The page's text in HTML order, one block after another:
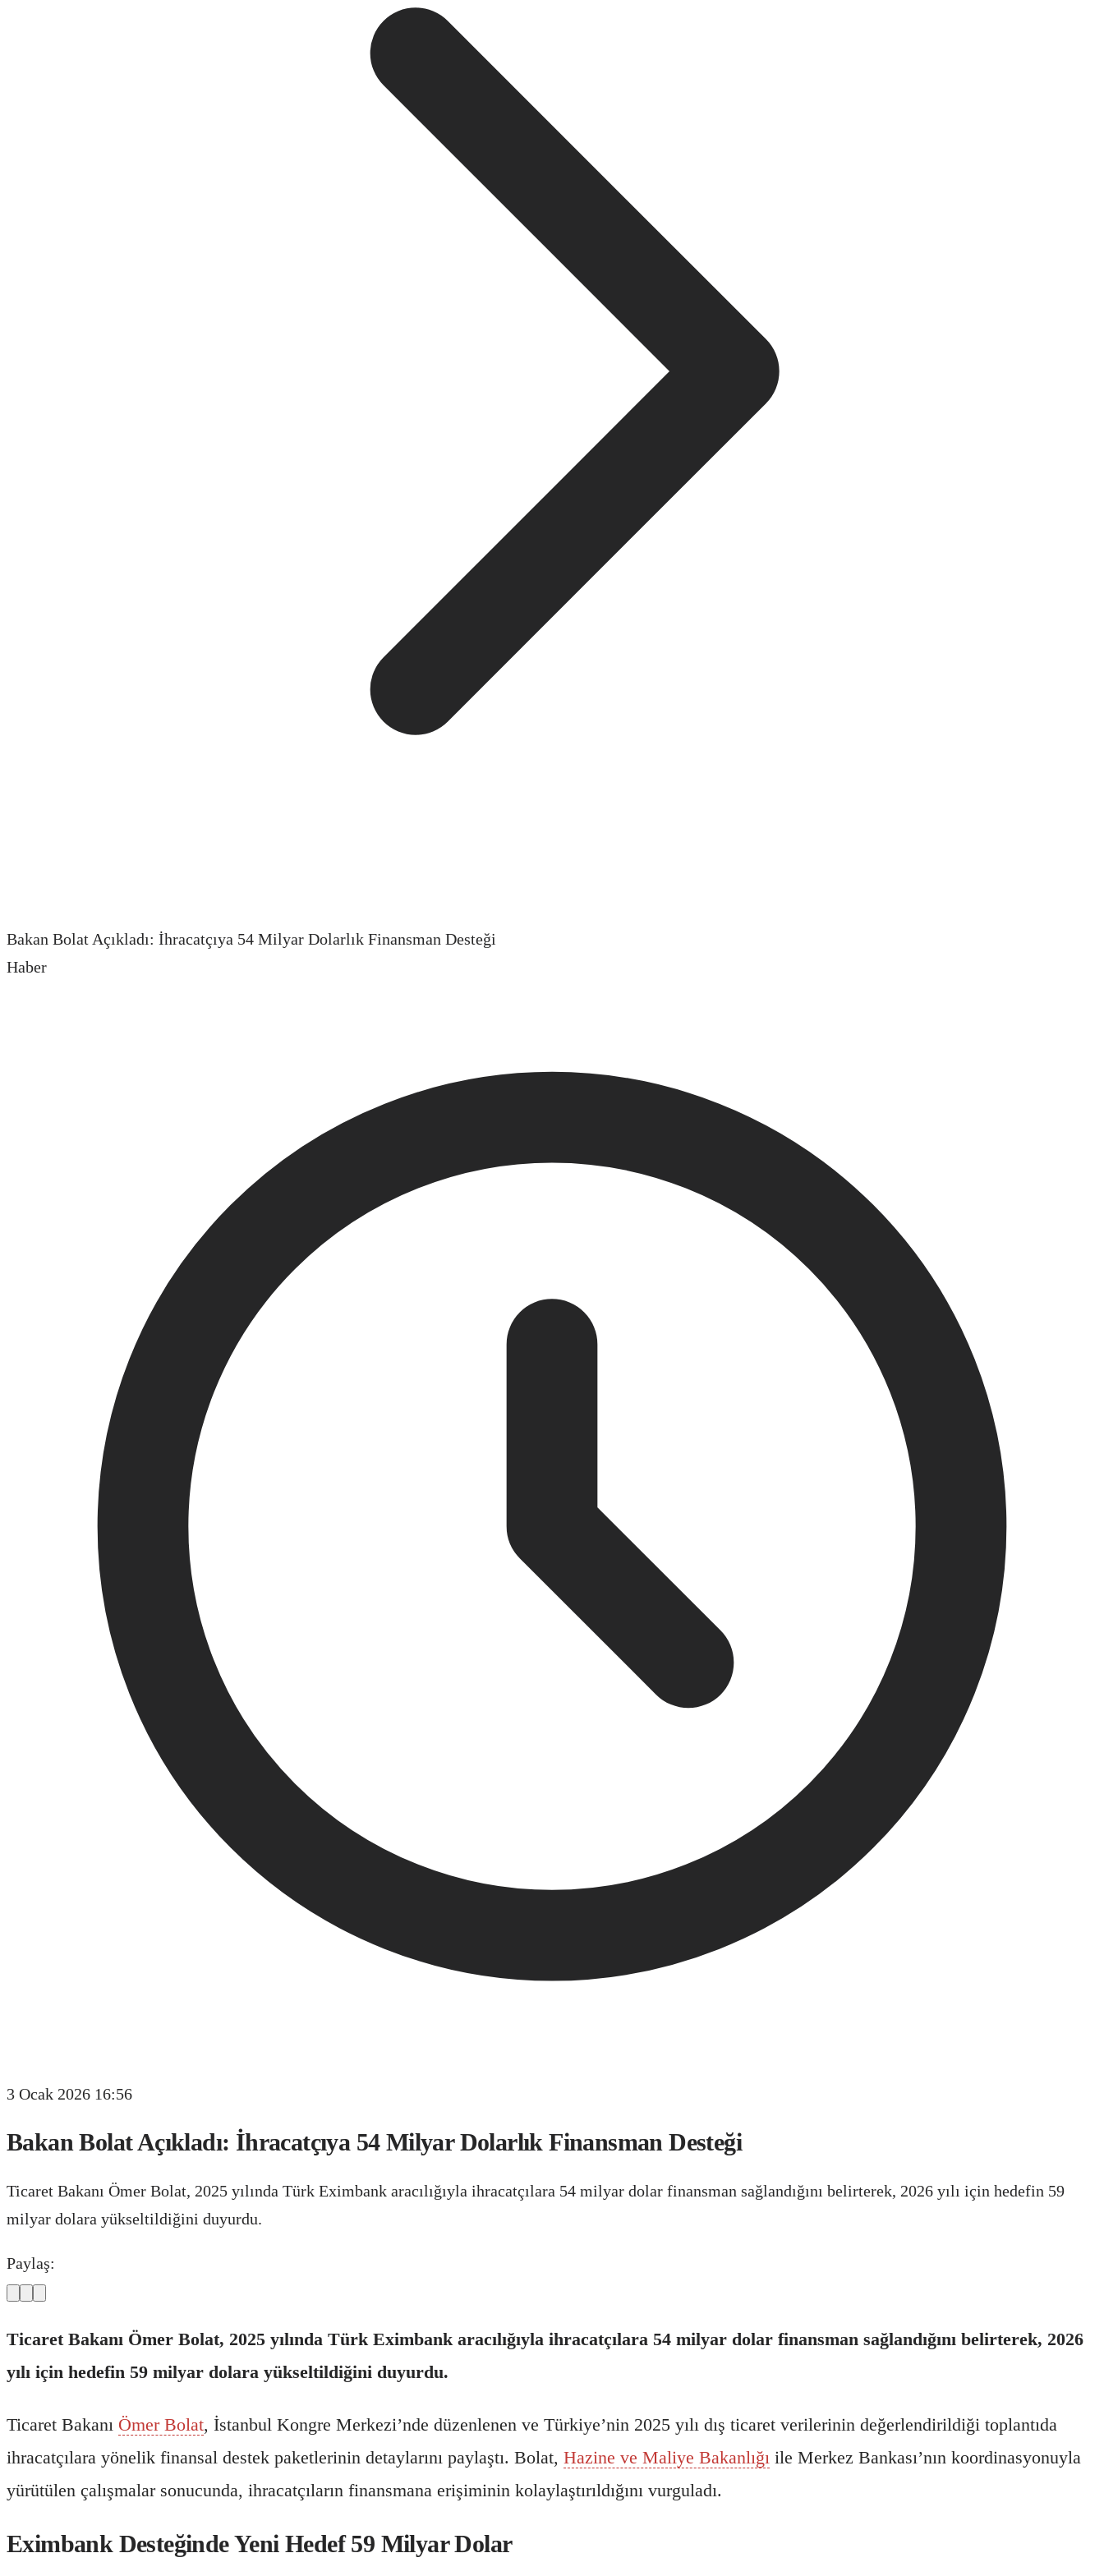
Bakan Bolat Açıkladı: İhracatçıya 54 Milyar Dolarlık Finansman Desteği
Haber
3 Ocak 2026 16:56
Bakan Bolat Açıkladı: İhracatçıya 54 Milyar Dolarlık Finansman Desteği
Ticaret Bakanı Ömer Bolat, 2025 yılında Türk Eximbank aracılığıyla ihracatçılara 54 milyar dolar finansman sağlandığını belirterek, 2026 yılı için hedefin 59
milyar dolara yükseltildiğini duyurdu.
Paylaş:
Ticaret Bakanı Ömer Bolat, 2025 yılında Türk Eximbank aracılığıyla ihracatçılara 54 milyar dolar finansman sağlandığını belirterek, 2026
yılı için hedefin 59 milyar dolara yükseltildiğini duyurdu.
Ticaret Bakanı Ömer Bolat, İstanbul Kongre Merkezi’nde düzenlenen ve Türkiye’nin 2025 yılı dış ticaret verilerinin değerlendirildiği toplantıda
ihracatçılara yönelik finansal destek paketlerinin detaylarını paylaştı. Bolat, Hazine ve Maliye Bakanlığı ile Merkez Bankası’nın koordinasyonuyla
yürütülen çalışmalar sonucunda, ihracatçıların finansmana erişiminin kolaylaştırıldığını vurguladı.
Eximbank Desteğinde Yeni Hedef 59 Milyar Dolar